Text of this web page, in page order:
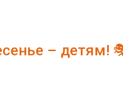
– детям!